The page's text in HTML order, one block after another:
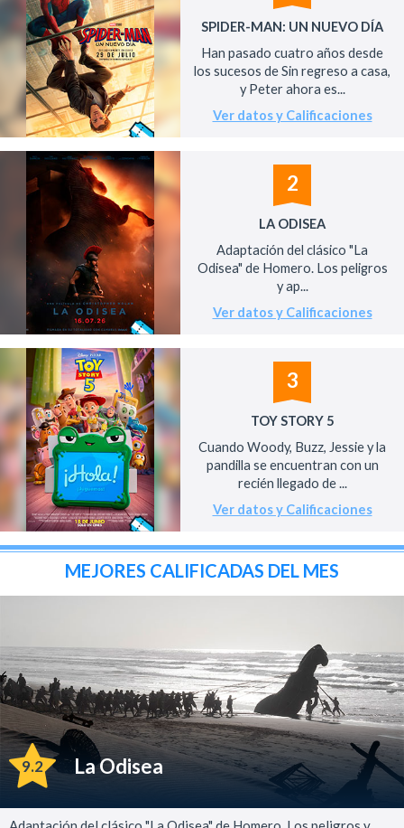
SPIDER-MAN: UN NUEVO DÍA
Han pasado cuatro años desde
los sucesos de Sin regreso a casa,
y Peter ahora es...
Ver datos y Calificaciones
2
LA ODISEA
Adaptación del clásico "La
Odisea" de Homero. Los peligros
y ap...
Ver datos y Calificaciones
3
TOY STORY 5
Cuando Woody, Buzz, Jessie y la
pandilla se encuentran con un
recién llegado de ...
Ver datos y Calificaciones
MEJORES CALIFICADAS DEL MES
9.2 La Odisea